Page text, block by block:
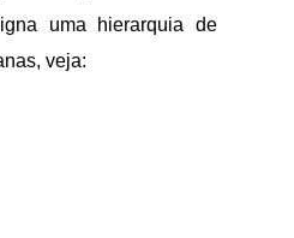
uma hierarquia de
veja: